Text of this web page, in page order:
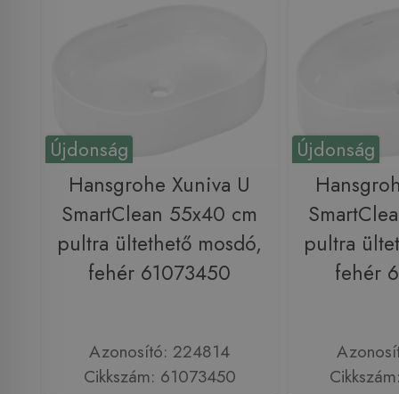
Újdonság
Hansgrohe Xuniva U
SmartClean 55x40 cm
pultra ültethető mosdó,
fehér 61073450
Azonosító: 224814
Cikkszám: 61073450
Újdonság
pultra
fehér